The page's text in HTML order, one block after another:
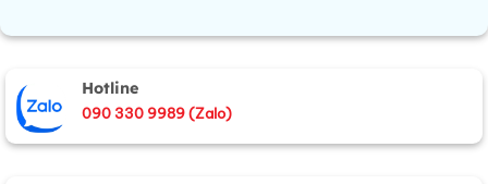
Hotline
090 330 9989 (Zalo)